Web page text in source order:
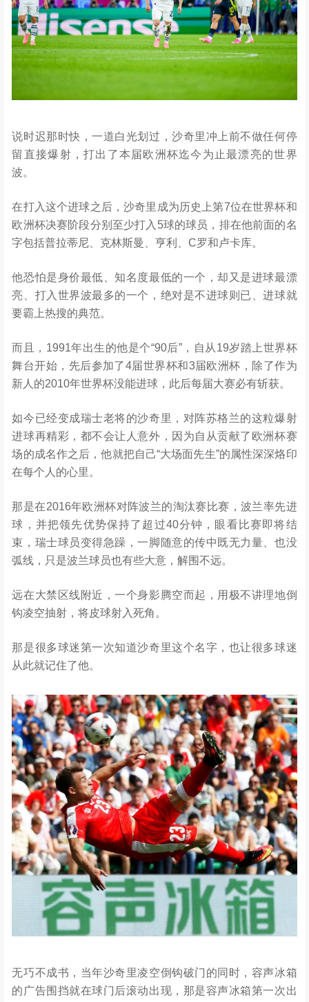
说时迟那时快，一道白光划过，沙奇里冲上前不做任何停
留直接爆射，打出了本届欧洲杯迄今为止最漂亮的世界
波。
在打入这个进球之后，沙奇里成为历史上第7位在世界杯和
欧洲杯决赛阶段分别至少打入5球的球员，排在他前面的名
字包括普拉蒂尼、克林斯曼、亨利、C罗和卢卡库。
他恐怕是身价最低、知名度最低的一个，却又是进球最漂
亮、打入世界波最多的一个，绝对是不进球则已、进球就
要霸上热搜的典范。
而且，1991年出生的他是个“90后”，自从19岁踏上世界杯
舞台开始，先后参加了4届世界杯和3届欧洲杯，除了作为
新人的2010年世界杯没能进球，此后每届大赛必有斩获。
如今已经变成瑞士老将的沙奇里，对阵苏格兰的这粒爆射
进球再精彩，都不会让人意外，因为自从贡献了欧洲杯赛
场的成名作之后，他就把自己“大场面先生”的属性深深烙印
在每个人的心里。
那是在2016年欧洲杯对阵波兰的淘汰赛比赛，波兰率先进
球，并把领先优势保持了超过40分钟，眼看比赛即将结
束，瑞士球员变得急躁，一脚随意的传中既无力量、也没
弧线，只是波兰球员也有些大意，解围不远。
远在大禁区线附近，一个身影腾空而起，用极不讲理地倒
钩凌空抽射，将皮球射入死角。
那是很多球迷第一次知道沙奇里这个名字，也让很多球迷
从此就记住了他。
无巧不成书，当年沙奇里凌空倒钩破门的同时，容声冰箱
的广告围挡就在球门后滚动出现，那是容声冰箱第一次出